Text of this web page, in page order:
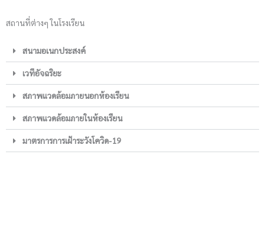
สถานที่ต่างๆ ในโรงเรียน
สนามอเนกประสงค์
เวทีอัจฉริยะ
สภาพแวดล้อมภายนอกห้องเรียน
สภาพแวดล้อมภายในห้องเรียน
มาตรการการเฝ้าระวังโควิด-19